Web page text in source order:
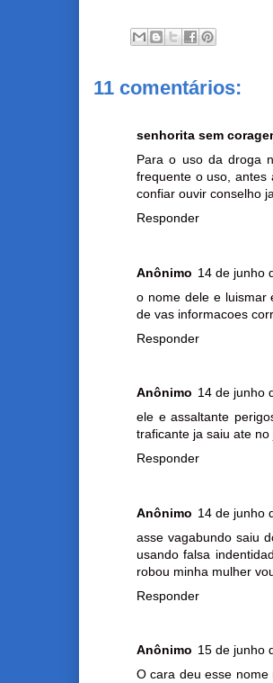
11 comentários:
senhorita sem
Para o uso da droga
frequente o uso, antes
confiar ouvir conselho
Responder
Anônimo 14 de junho
o nome dele e luismar
de vas informacoes
Responder
Anônimo 14 de junho
ele e assaltante
traficante ja saiu ate
Responder
Anônimo 14 de junho
asse vagabundo saiu
usando falsa
robou minha mulher
Responder
Anônimo 15 de junho
O cara deu esse nome